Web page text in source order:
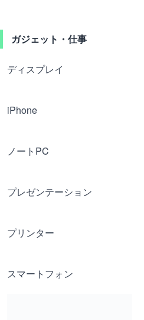
ガジェット・仕事
ディスプレイ
iPhone
ノートPC
プレゼンテーション
プリンター
スマートフォン